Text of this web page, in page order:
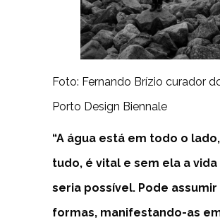
Foto: Fernando Brízio curador
Porto Design Biennale
“A água está em todo o
tudo, é vital e sem ela a vida
seria possível. Pode
formas, manifestando-as